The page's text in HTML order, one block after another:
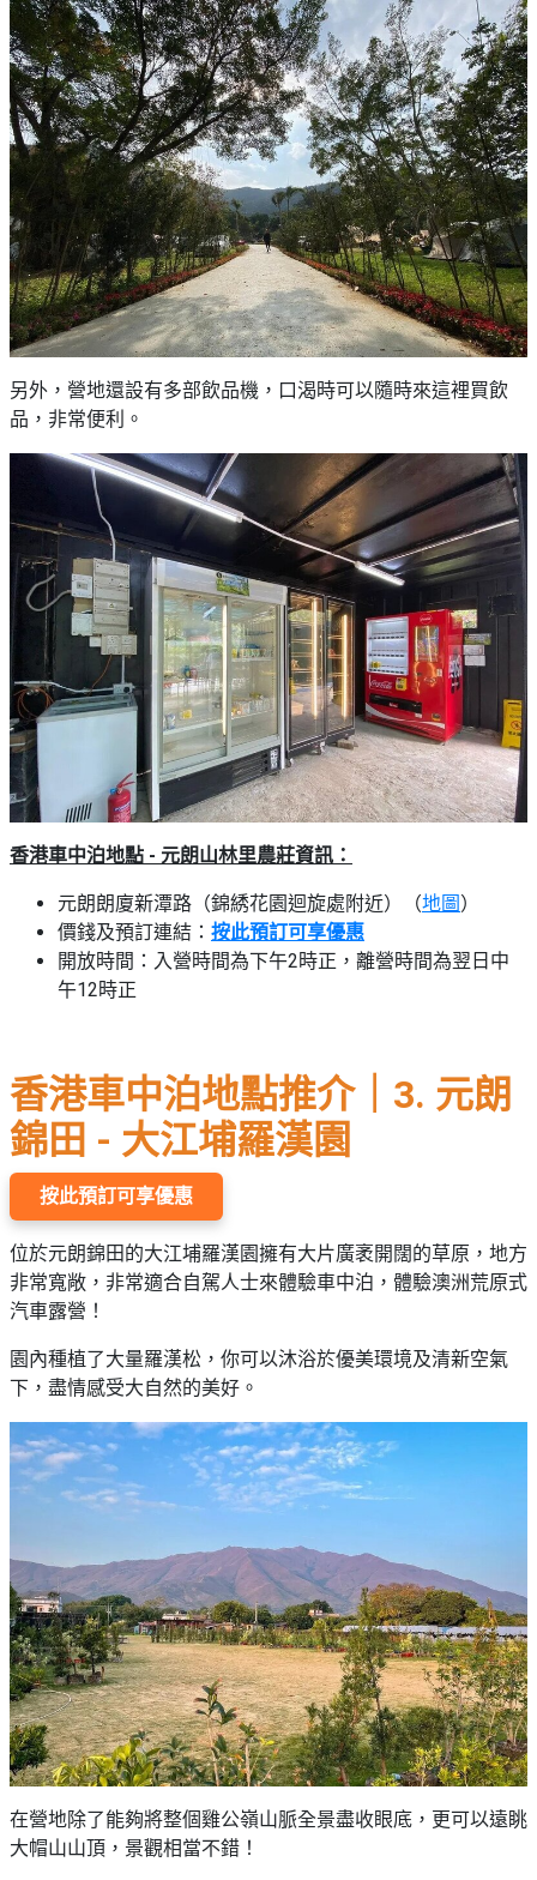
另外，營地還設有多部飲品機，口渴時可以隨時來這裡買飲
品，非常便利。
香港車中泊地點 - 元朗山林里農莊資訊：
元朗朗廈新潭路（錦綉花園迴旋處附近）（地圖 ）
價錢及預訂連結： 按此預訂可享優惠
開放時間：入營時間為下午2時正，離營時間為翌日中
午12時正
香港車中泊地點推介｜3. 元朗
錦田 - 大江埔羅漢園
按此預訂可享優惠
位於元朗錦田的大江埔羅漢園擁有大片廣袤開闊的草原，地方
非常寬敞，非常適合自駕人士來體驗車中泊，體驗澳洲荒原式
汽車露營！
園內種植了大量羅漢松，你可以沐浴於優美環境及清新空氣
下，盡情感受大自然的美好。
在營地除了能夠將整個雞公嶺山脈全景盡收眼底，更可以遠眺
大帽山山頂，景觀相當不錯！